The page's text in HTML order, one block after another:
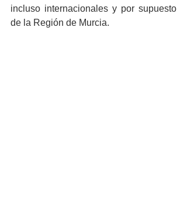
incluso internacionales y por supuesto
de la Región de Murcia.